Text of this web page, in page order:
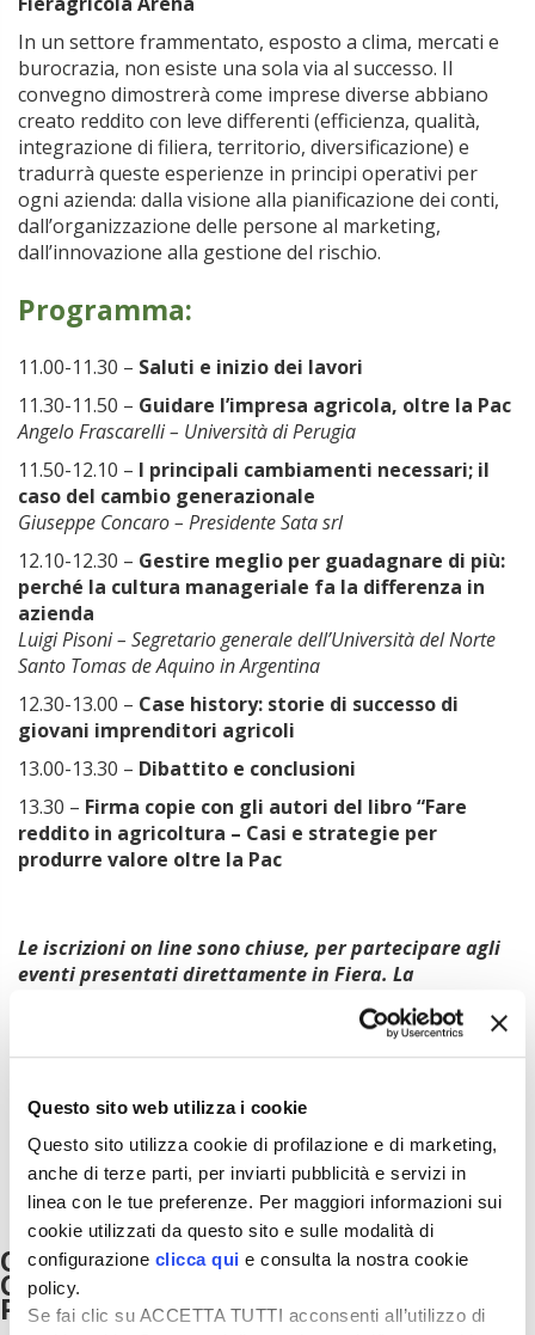
Questo sito web utilizza i cookie
Questo sito utilizza cookie di profilazione e di marketing,
anche di terze parti, per inviarti pubblicità e servizi in
linea con le tue preferenze. Per maggiori informazioni sui
cookie utilizzati da questo sito e sulle modalità di
configurazione clicca qui e consulta la nostra cookie
policy.
Se fai clic su ACCETTA TUTTI acconsenti all’utilizzo di
In un settore frammentato, esposto a clima, mercati e
burocrazia, non esiste una sola via al successo. Il
convegno dimostrerà come imprese diverse abbiano
creato reddito con leve differenti (efficienza, qualità,
integrazione di filiera, territorio, diversificazione) e
tradurrà queste esperienze in principi operativi per
ogni azienda: dalla visione alla pianificazione dei conti,
dall’organizzazione delle persone al marketing,
dall’innovazione alla gestione del rischio.
Programma:
11.00-11.30 – Saluti e inizio dei lavori
11.30-11.50 – Guidare l’impresa agricola, oltre la Pac
Angelo Frascarelli – Università di Perugia
11.50-12.10 – I principali cambiamenti necessari; il
caso del cambio generazionale
Giuseppe Concaro – Presidente Sata srl
12.10-12.30 – Gestire meglio per guadagnare di più:
perché la cultura manageriale fa la differenza in
azienda
Luigi Pisoni – Segretario generale dell’Università del Norte
Santo Tomas de Aquino in Argentina
12.30-13.00 – Case history: storie di successo di
giovani imprenditori agricoli
13.00-13.30 – Dibattito e conclusioni
13.30 – Firma copie con gli autori del libro “Fare
reddito in agricoltura – Casi e strategie per
produrre valore oltre la Pac
Le iscrizioni on line sono chiuse, per partecipare agli
eventi presentati direttamente in Fiera. La
One thought on “Fieragricola 2026 |
Convegno L’Impresa agricola oltre la
PAC”